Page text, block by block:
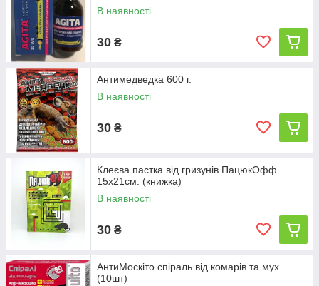
В наявності
30 ₴
Антимедведка 600 г.
В наявності
30 ₴
Клеєва пастка від гризунів ПацюкОфф
15х21см. (книжка)
В наявності
30 ₴
АнтиМоскіто спіраль від комарів та мух
(10шт)